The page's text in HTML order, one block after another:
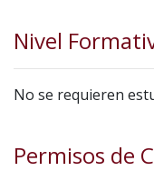
Nivel
No se requieren
Permisos de